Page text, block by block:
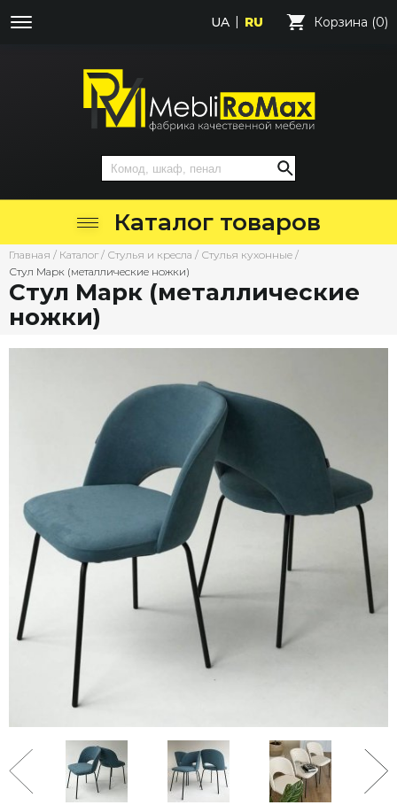
UA RU Корзина (0)
Каталог товаров
Главная / Каталог / Стулья и кресла / Стулья кухонные /
Стул Марк (металлические ножки)
Стул Марк (металлические
ножки)